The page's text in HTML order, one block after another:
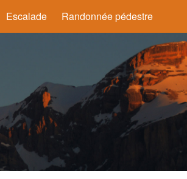
Escalade Randonnée pédestre